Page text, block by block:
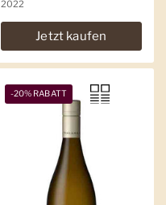
2022
Jetzt kaufen
-20% RABATT